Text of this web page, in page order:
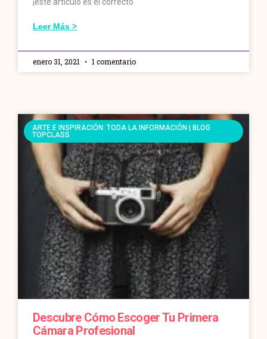
Leer Más >
enero 31, 2021 1 comentario
ARTE E INSPIRACIÓN: TODA LA INFORMACIÓN | BLOG
TOPCLASS
Descubre Cómo Escoger Tu Primera
Cámara Profesional